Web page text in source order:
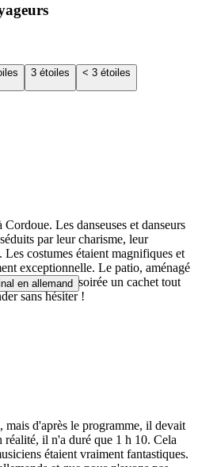
3 étoiles < 3 étoiles
Les danseuses et danseurs
par leur charisme, leur
Les costumes étaient magnifiques et
exceptionnelle. Le patio, aménagé
donné à cette soirée un cachet tout
sans hésiter !
en allemand
mais d'après le programme, il devait
réalité, il n'a duré que 1 h 10. Cela
étaient vraiment fantastiques.